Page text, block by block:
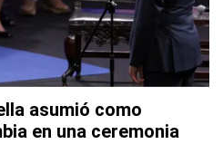
asumió como
en una ceremonia